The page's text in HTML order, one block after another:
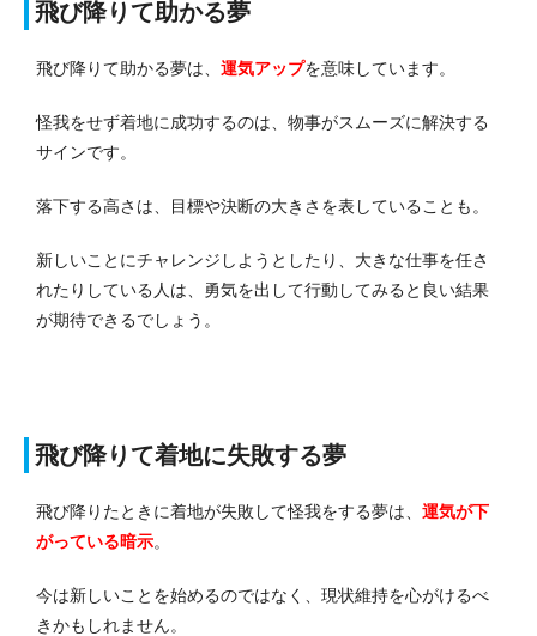
飛び降りて助かる夢
飛び降りて助かる夢は、 運気アップを意味しています。
怪我をせず着地に成功するのは、物事がスムーズに解決する
サインです。
落下する高さは、目標や決断の大きさを表していることも。
新しいことにチャレンジしようとしたり、大きな仕事を任さ
れたりしている人は、勇気を出して行動してみると良い結果
が期待できるでしょう。
飛び降りて着地に失敗する夢
飛び降りたときに着地が失敗して怪我をする夢は、 運気が下
がっている暗示。
今は新しいことを始めるのではなく、現状維持を心がけるべ
きかもしれません。